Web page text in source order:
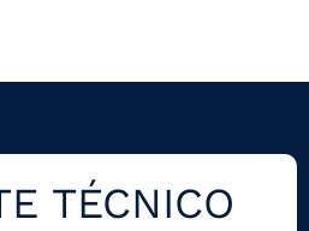
TÉCNICO